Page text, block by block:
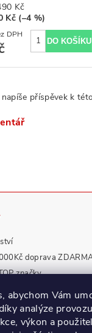
Kč
Kč (–4 %)
Kč bez DPH
příspěvek k
doprava
značky
a servis
abychom Vám
analýze
výkon a